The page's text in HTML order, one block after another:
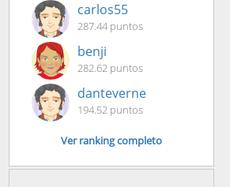
carlos55
287.44 puntos
benji
282.62 puntos
danteverne
194.52 puntos
Ver ranking completo